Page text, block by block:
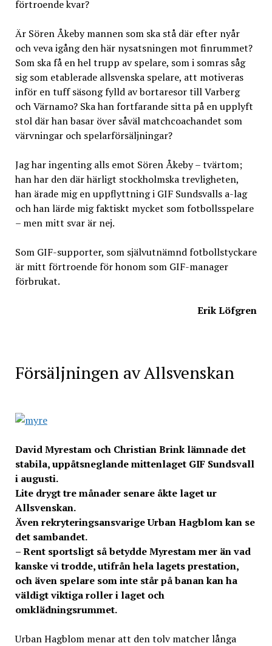
förtroende kvar?
Är Sören Åkeby mannen som ska stå där efter nyår
och veva igång den här nysatsningen mot finrummet?
Som ska få en hel trupp av spelare, som i somras såg
sig som etablerade allsvenska spelare, att motiveras
inför en tuff säsong fylld av bortaresor till Varberg
och Värnamo? Ska han fortfarande sitta på en upplyft
stol där han basar över såväl matchcoachandet som
värvningar och spelarförsäljningar?
Jag har ingenting alls emot Sören Åkeby – tvärtom;
han har den där härligt stockholmska trevligheten,
han ärade mig en uppflyttning i GIF Sundsvalls a-lag
och han lärde mig faktiskt mycket som fotbollsspelare
– men mitt svar är nej.
Som GIF-supporter, som självutnämnd fotbollstyckare
är mitt förtroende för honom som GIF-manager
förbrukat.
Erik Löfgren
Försäljningen av Allsvenskan
David Myrestam och Christian Brink lämnade det
stabila, uppåtsneglande mittenlaget GIF Sundsvall
i augusti.
Lite drygt tre månader senare åkte laget ur
Allsvenskan.
Även rekryteringsansvarige Urban Hagblom kan se
det sambandet.
– Rent sportsligt så betydde Myrestam mer än vad
kanske vi trodde, utifrån hela lagets prestation,
och även spelare som inte står på banan kan ha
väldigt viktiga roller i laget och
omklädningsrummet.
Urban Hagblom menar att den tolv matcher långa